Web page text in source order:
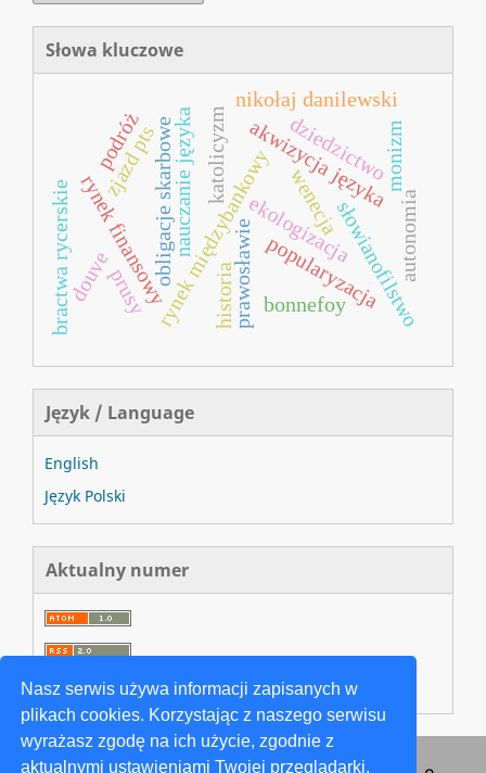
Nasz serwis używa informacji zapisanych w
plikach cookies. Korzystając z naszego serwisu
wyrażasz zgodę na ich użycie, zgodnie z
aktualnymi ustawieniami Twojej przeglądarki.
Słowa kluczowe
rynek międzybankowy
prawosławie
akwizycja języka
nauczanie języka ekologizacja
rynek finansowy
obligacje skarbowe słowianofilstwo
katolicyzm
nikołaj danilewski
popularyzacja
dziedzictwo
zjazd pts
autonomia
bractwa rycerskie bonnefoy
podróż
wenecja
historia
douve
monizm
prusy
Język / Language
English
Język Polski
Aktualny numer